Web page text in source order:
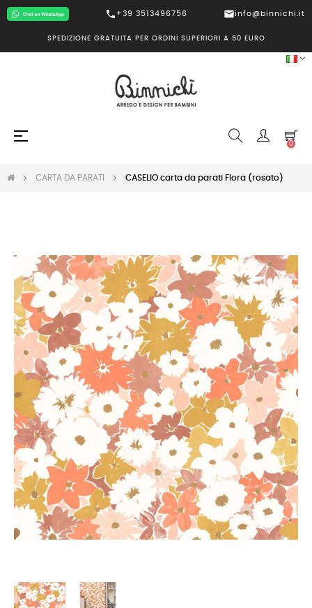
call +39 3513496756 mailinfo@binnichi.it
SPEDIZIONE GRATUITA PER ORDINI SUPERIORI A 50 EURO
navigazione
☰
0
CARTA DA PARATI CASELIO carta da parati Flora (rosato)